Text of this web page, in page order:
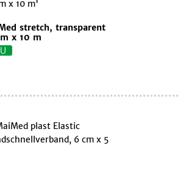
stretch, transparent
x 10 m